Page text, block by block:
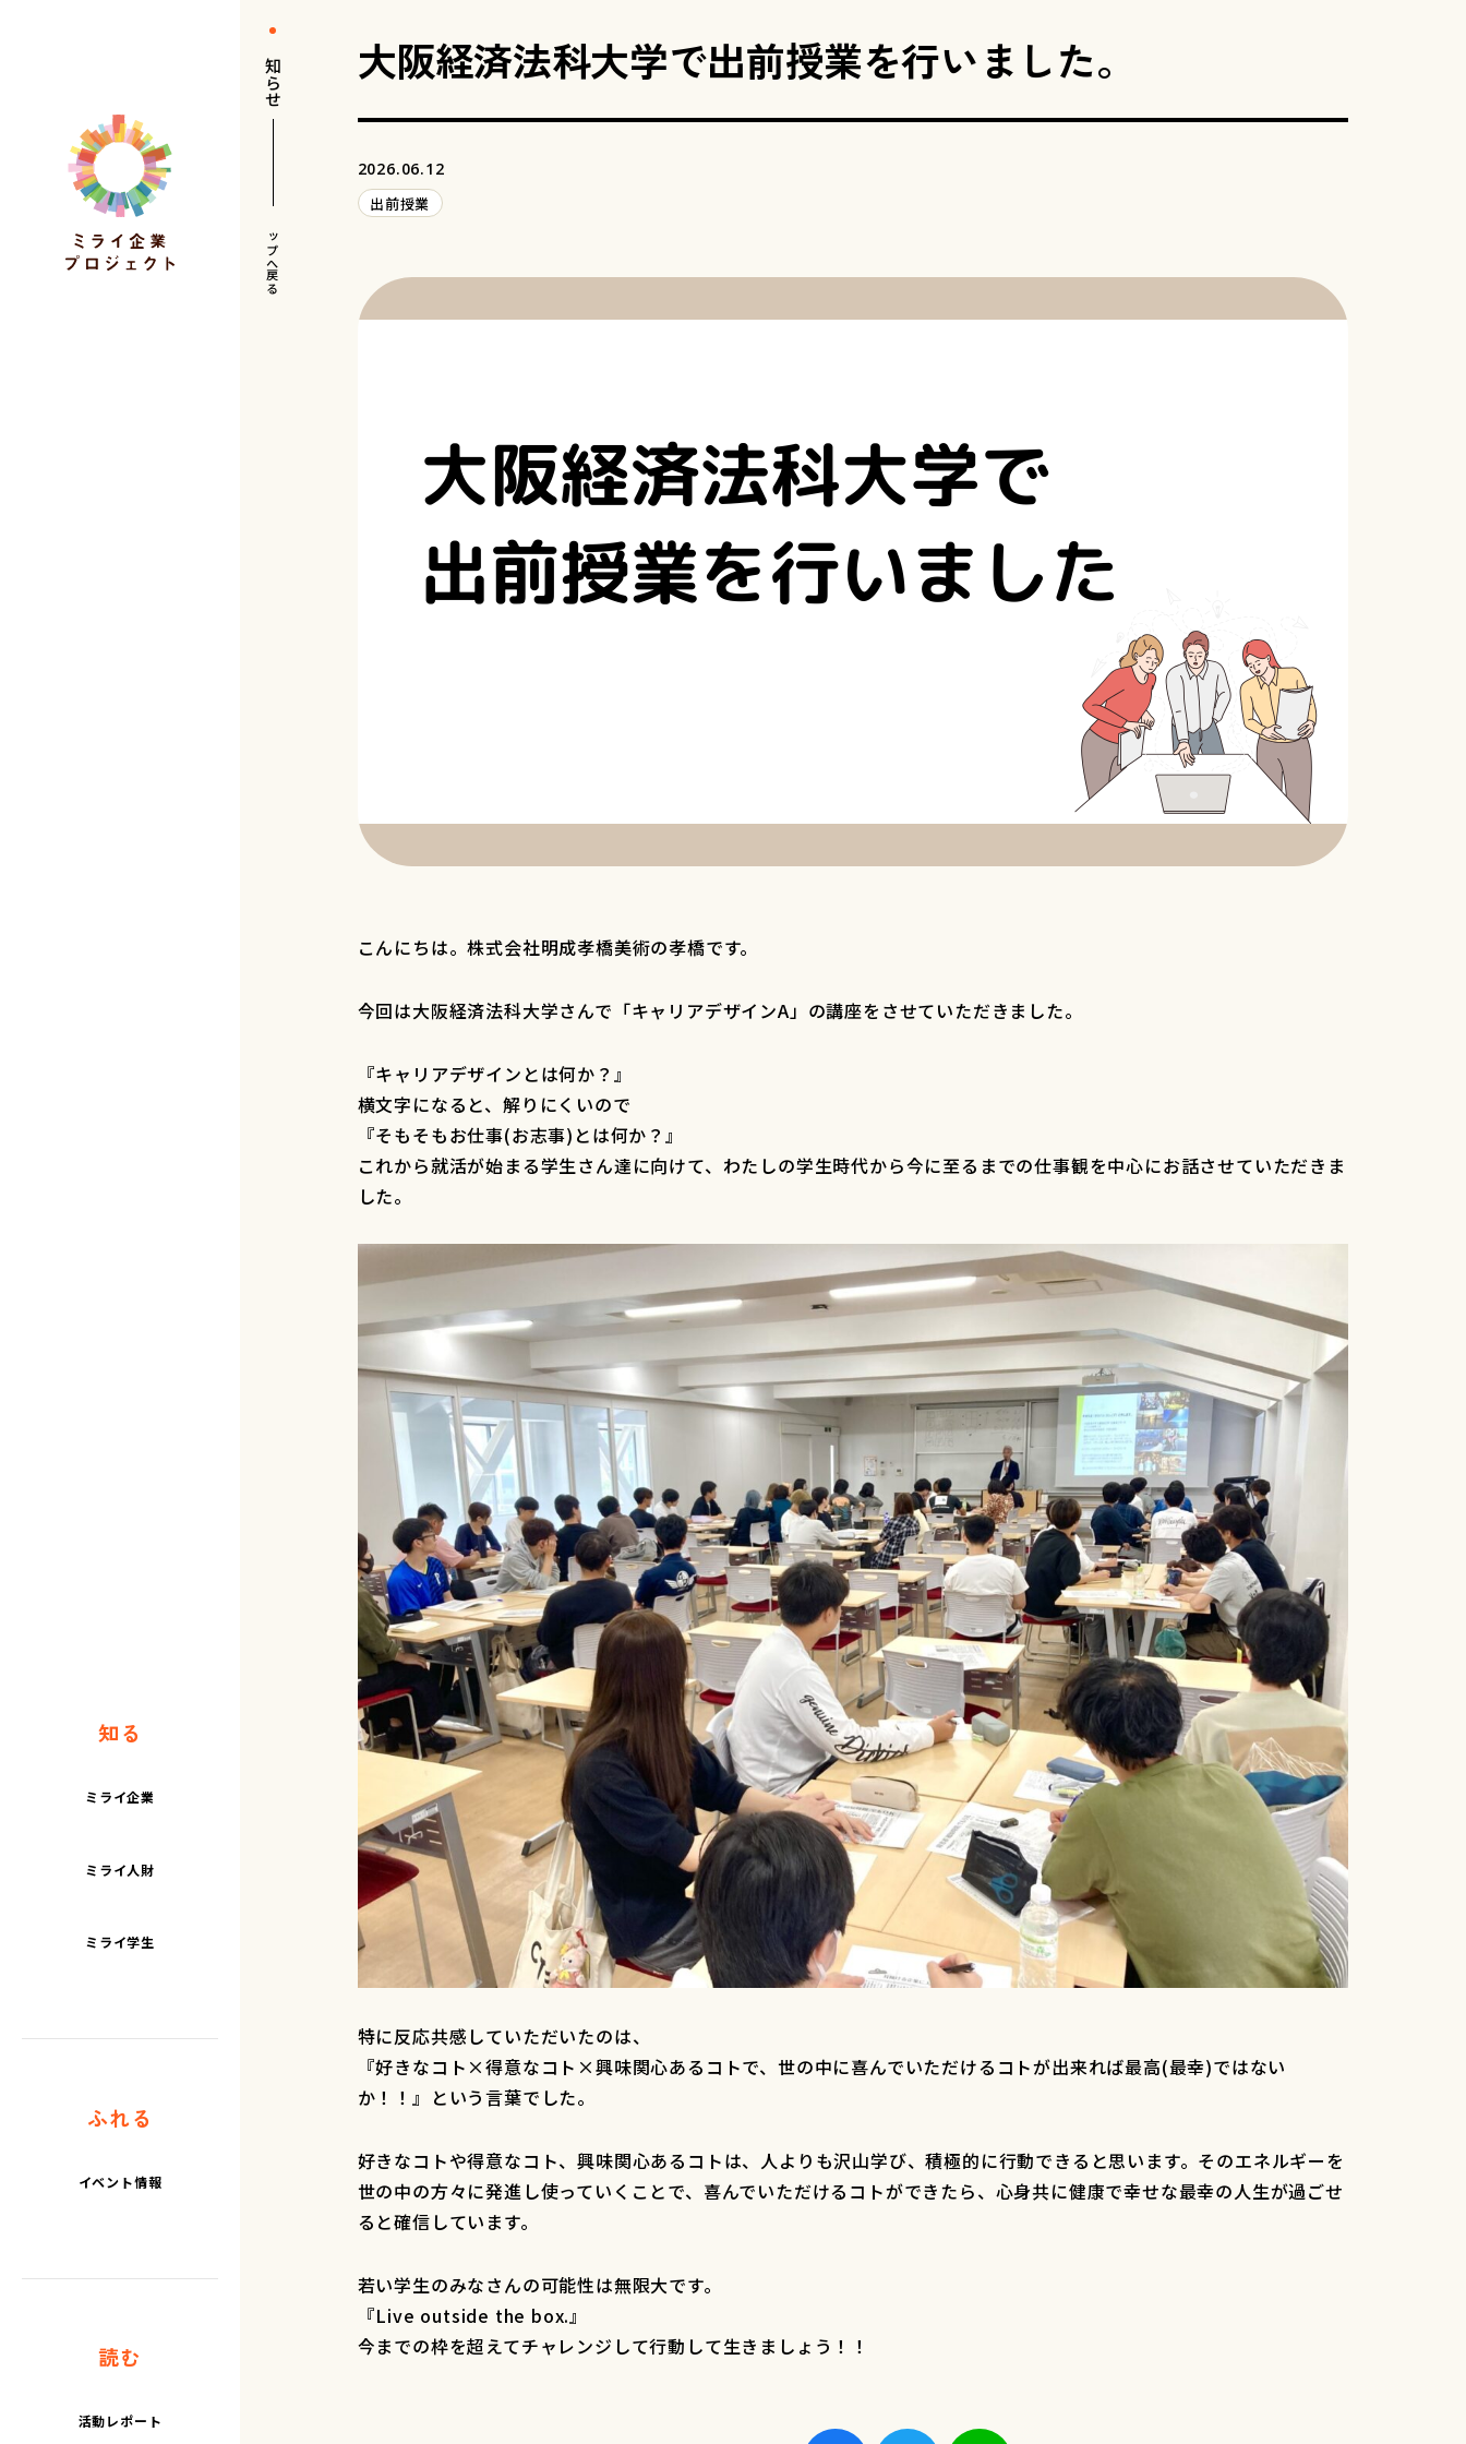
知る
ミライ企業
ミライ人財
ミライ学生
ふれる
イベント情報
読む
活動レポート
お知らせ
トップへ戻る
大阪経済法科大学で出前授業を行いました。
2026.06.12
出前授業
こんにちは。株式会社明成孝橋美術の孝橋です。
今回は大阪経済法科大学さんで「キャリアデザインA」の講座をさせていただきました。
『キャリアデザインとは何か？』
横文字になると、解りにくいので
『そもそもお仕事(お志事)とは何か？』
これから就活が始まる学生さん達に向けて、わたしの学生時代から今に至るまでの仕事観を中心にお話させていただきま
した。
特に反応共感していただいたのは、
『好きなコト×得意なコト×興味関心あるコトで、世の中に喜んでいただけるコトが出来れば最高(最幸)ではない
か！！』という言葉でした。
好きなコトや得意なコト、興味関心あるコトは、人よりも沢山学び、積極的に行動できると思います。そのエネルギーを
世の中の方々に発進し使っていくことで、喜んでいただけるコトができたら、心身共に健康で幸せな最幸の人生が過ごせ
ると確信しています。
若い学生のみなさんの可能性は無限大です。
『Live outside the box.』
今までの枠を超えてチャレンジして行動して生きましょう！！